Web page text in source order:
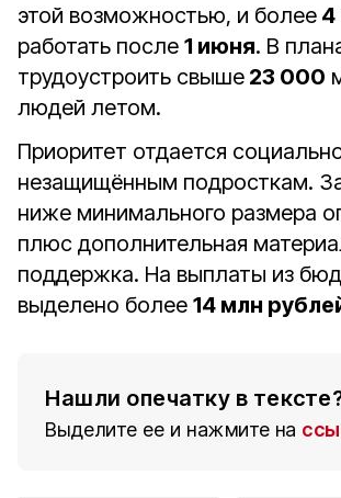
этой возможностью, и более 4
работать после 1 июня. В
трудоустроить свыше 23 000
людей летом.
Приоритет отдается
незащищённым подросткам.
ниже минимального размера
плюс дополнительная
поддержка. На выплаты из
выделено более 14 млн
Нашли опечатку в
Выделите ее и нажмите на